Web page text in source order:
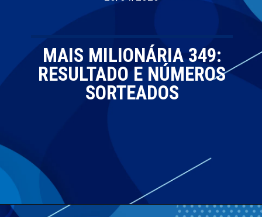
MAIS MILIONÁRIA 349:
RESULTADO E NÚMEROS
SORTEADOS